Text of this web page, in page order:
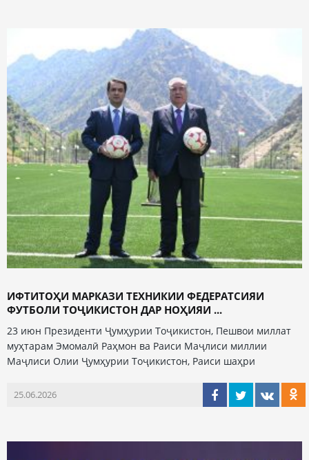
ИФТИТОҲИ МАРКАЗИ ТЕХНИКИИ ФЕДЕРАТСИЯИ
ФУТБОЛИ ТОҶИКИСТОН ДАР НОҲИЯИ ...
23 июн Президенти Ҷумҳурии Тоҷикистон, Пешвои миллат
муҳтарам Эмомалӣ Раҳмон ва Раиси Маҷлиси миллии
Маҷлиси Олии Ҷумҳурии Тоҷикистон, Раиси шаҳри
25.06.2026